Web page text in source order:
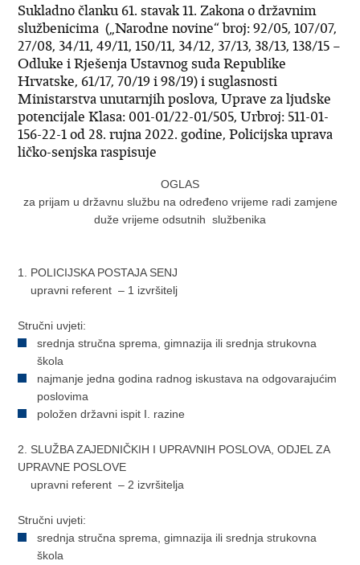
Sukladno članku 61. stavak 11. Zakona o državnim
službenicima („Narodne novine“ broj: 92/05, 107/07,
27/08, 34/11, 49/11, 150/11, 34/12, 37/13, 38/13, 138/15 –
Odluke i Rješenja Ustavnog suda Republike
Hrvatske, 61/17, 70/19 i 98/19) i suglasnosti
Ministarstva unutarnjih poslova, Uprave za ljudske
potencijale Klasa: 001-01/22-01/505, Urbroj: 511-01-
156-22-1 od 28. rujna 2022. godine, Policijska uprava
ličko-senjska raspisuje
OGLAS
za prijam u državnu službu na određeno vrijeme radi zamjene
duže vrijeme odsutnih službenika
1. POLICIJSKA POSTAJA SENJ
upravni referent – 1 izvršitelj
Stručni uvjeti:
srednja stručna sprema, gimnazija ili srednja strukovna
škola
najmanje jedna godina radnog iskustava na odgovarajućim
poslovima
položen državni ispit I. razine
2. SLUŽBA ZAJEDNIČKIH I UPRAVNIH POSLOVA, ODJEL ZA
UPRAVNE POSLOVE
upravni referent – 2 izvršitelja
Stručni uvjeti:
srednja stručna sprema, gimnazija ili srednja strukovna
škola